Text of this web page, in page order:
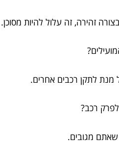
זהירה, זה עלול להיות מסוכן.
לתקן רכבים אחרים.
שאתם מגובים.